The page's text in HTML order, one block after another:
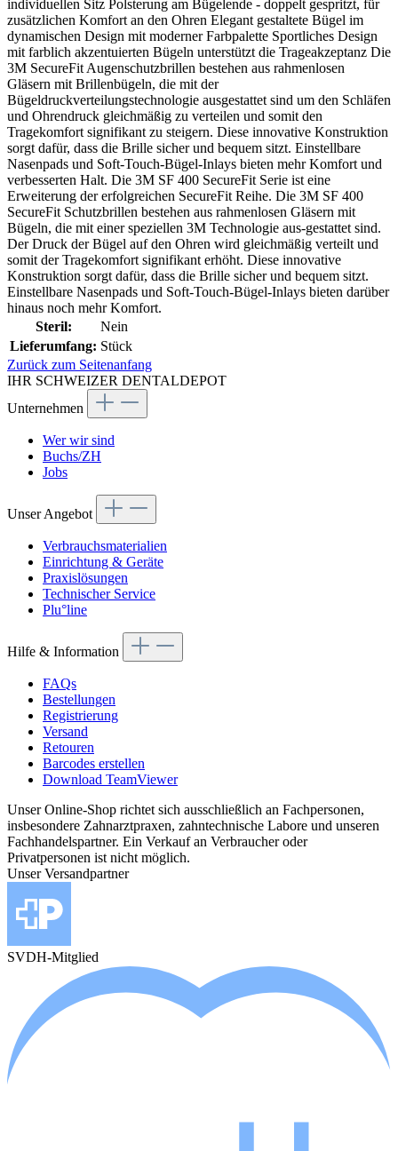
individuellen Sitz Polsterung am Bügelende - doppelt gespritzt, für
zusätzlichen Komfort an den Ohren Elegant gestaltete Bügel im
dynamischen Design mit moderner Farbpalette Sportliches Design
mit farblich akzentuierten Bügeln unterstützt die Trageakzeptanz Die
3M SecureFit Augenschutzbrillen bestehen aus rahmenlosen
Gläsern mit Brillenbügeln, die mit der
Bügeldruckverteilungstechnologie ausgestattet sind um den Schläfen
und Ohrendruck gleichmäßig zu verteilen und somit den
Tragekomfort signifikant zu steigern. Diese innovative Konstruktion
sorgt dafür, dass die Brille sicher und bequem sitzt. Einstellbare
Nasenpads und Soft-Touch-Bügel-Inlays bieten mehr Komfort und
verbesserten Halt. Die 3M SF 400 SecureFit Serie ist eine
Erweiterung der erfolgreichen SecureFit Reihe. Die 3M SF 400
SecureFit Schutzbrillen bestehen aus rahmenlosen Gläsern mit
Bügeln, die mit einer speziellen 3M Technologie aus-gestattet sind.
Der Druck der Bügel auf den Ohren wird gleichmäßig verteilt und
somit der Tragekomfort signifikant erhöht. Diese innovative
Konstruktion sorgt dafür, dass die Brille sicher und bequem sitzt.
Einstellbare Nasenpads und Soft-Touch-Bügel-Inlays bieten darüber
hinaus noch mehr Komfort.
Steril:
Nein
Lieferumfang: Stück
Zurück zum Seitenanfang
IHR SCHWEIZER DENTALDEPOT
Unternehmen
Wer wir sind
Buchs/ZH
Jobs
Unser Angebot
Verbrauchsmaterialien
Einrichtung & Geräte
Praxislösungen
Technischer Service
Plu°line
Hilfe & Information
FAQs
Bestellungen
Registrierung
Versand
Retouren
Barcodes erstellen
Download TeamViewer
Unser Online-Shop richtet sich ausschließlich an Fachpersonen,
insbesondere Zahnarztpraxen, zahntechnische Labore und unseren
Fachhandelspartner. Ein Verkauf an Verbraucher oder
Privatpersonen ist nicht möglich.
Unser Versandpartner
SVDH-Mitglied